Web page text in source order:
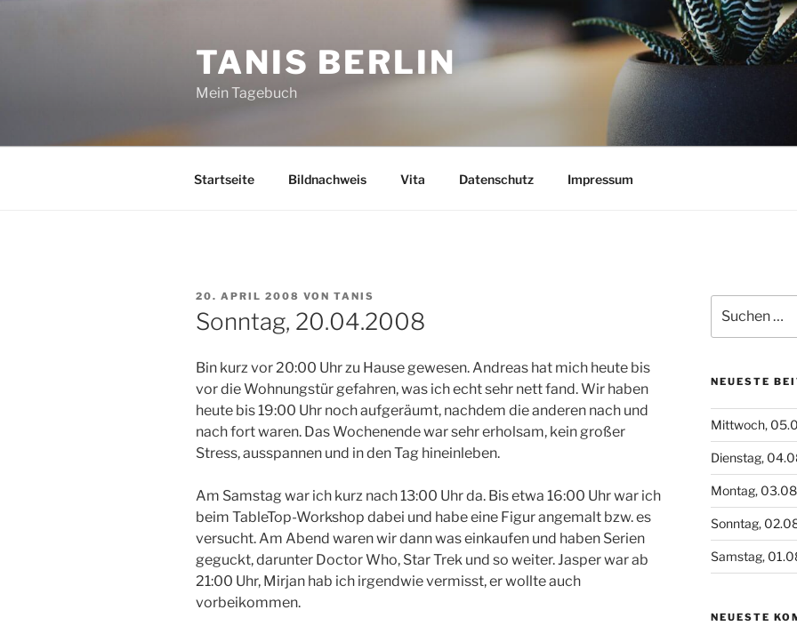
TANIS BERLIN
Mein Tagebuch
Startseite Bildnachweis Vita Datenschutz Impressum
VERÖFFENTLICHT
AM
20. APRIL 2008 VON TANIS
Sonntag, 20.04.2008
Bin kurz vor 20:00 Uhr zu Hause gewesen. Andreas hat mich heute bis
vor die Wohnungstür gefahren, was ich echt sehr nett fand. Wir haben
heute bis 19:00 Uhr noch aufgeräumt, nachdem die anderen nach und
nach fort waren. Das Wochenende war sehr erholsam, kein großer
Stress, ausspannen und in den Tag hineinleben.
Am Samstag war ich kurz nach 13:00 Uhr da. Bis etwa 16:00 Uhr war ich
beim TableTop-Workshop dabei und habe eine Figur angemalt bzw. es
versucht. Am Abend waren wir dann was einkaufen und haben Serien
geguckt, darunter Doctor Who, Star Trek und so weiter. Jasper war ab
21:00 Uhr, Mirjan hab ich irgendwie vermisst, er wollte auch
vorbeikommen.
nach:
NEUESTE
Mittwoch,
Dienstag,
Montag,
Sonntag,
Samstag,
NEUESTE